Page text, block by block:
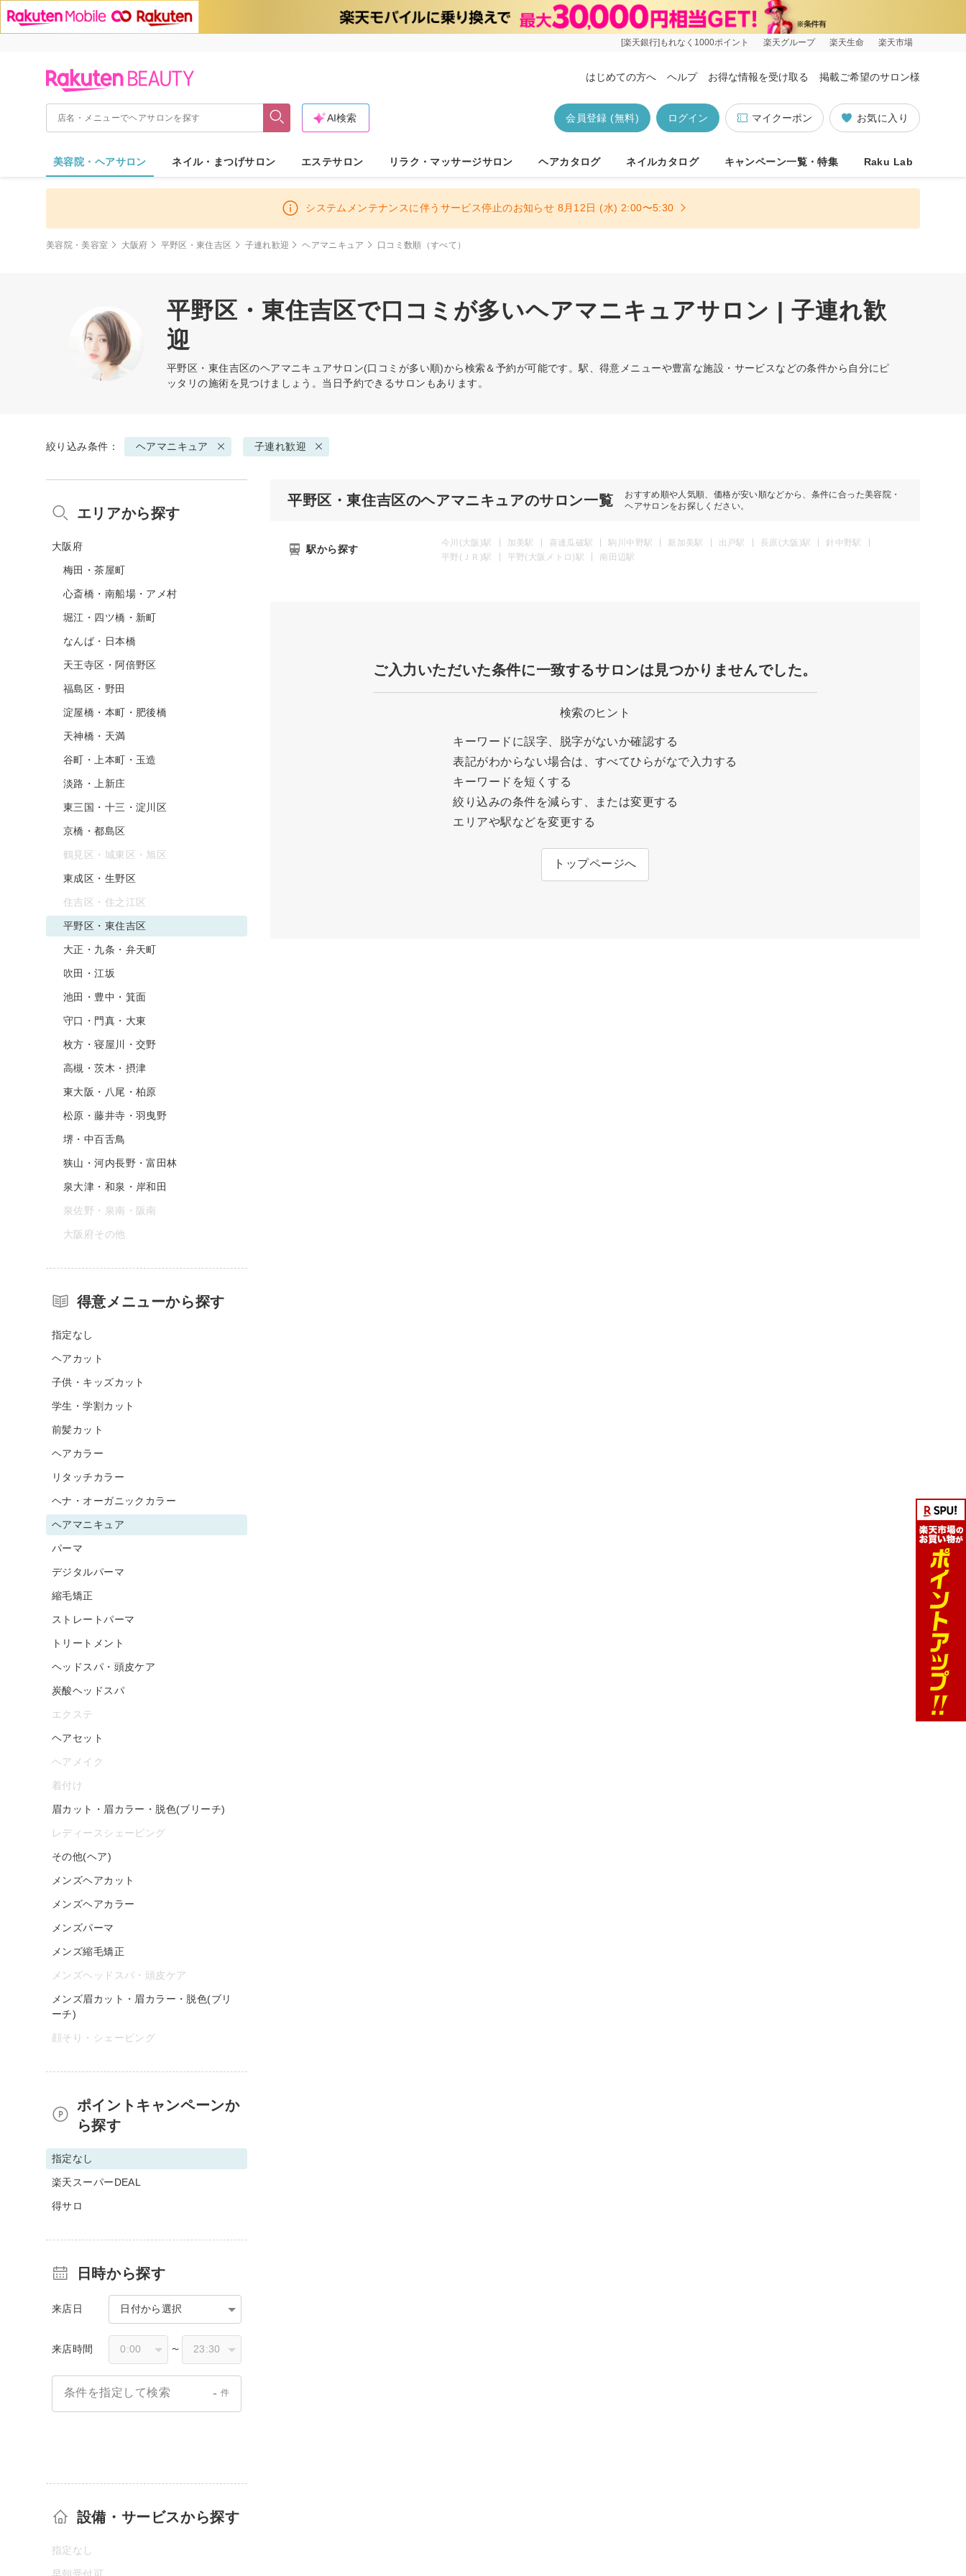
[楽天銀行]もれなく1000ポイント 楽天グループ 楽天生命 楽天市場
はじめての方へ ヘルプ お得な情報を受け取る 掲載ご希望のサロン様
お気に入り
マイクーポン
ログイン
会員登録 (無料)
AI検索
美容院・ヘアサロン ネイル・まつげサロン エステサロン リラク・マッサージサロン ヘアカタログ ネイルカタログ キャンペーン一覧・特集 Raku Lab
システムメンテナンスに伴うサービス停止のお知らせ 8月12日 (水) 2:00〜5:30
美容院・美容室 大阪府 平野区・東住吉区 子連れ歓迎 ヘアマニキュア 口コミ数順（すべて）
平野区・東住吉区で口コミが多いヘアマニキュアサロン | 子連れ歓
迎
平野区・東住吉区のヘアマニキュアサロン(口コミが多い順)から検索＆予約が可能です。駅、得意メニューや豊富な施設・サービスなどの条件から自分にピ
ッタリの施術を見つけましょう。当日予約できるサロンもあります。
絞り込み条件： ヘアマニキュア 子連れ歓迎
平野区・東住吉区のヘアマニキュアのサロン一覧
おすすめ順や人気順、価格が安い順などから、条件に合った美容院・
ヘアサロンをお探しください。
駅から探す
今川(大阪)駅 加美駅 喜連瓜破駅 駒川中野駅 新加美駅 出戸駅 長原(大阪)駅
針中野駅
平野(ＪＲ)駅
平野(大阪メトロ)駅 南田辺駅
ご入力いただいた条件に一致するサロンは見つかりませんでした。
検索のヒント
キーワードに誤字、脱字がないか確認する
表記がわからない場合は、すべてひらがなで入力する
キーワードを短くする
絞り込みの条件を減らす、または変更する
エリアや駅などを変更する
トップページへ
エリアから探す
大阪府
梅田・茶屋町
心斎橋・南船場・アメ村
堀江・四ツ橋・新町
なんば・日本橋
天王寺区・阿倍野区
福島区・野田
淀屋橋・本町・肥後橋
天神橋・天満
谷町・上本町・玉造
淡路・上新庄
東三国・十三・淀川区
京橋・都島区
鶴見区・城東区・旭区
東成区・生野区
住吉区・住之江区
平野区・東住吉区
大正・九条・弁天町
吹田・江坂
池田・豊中・箕面
守口・門真・大東
枚方・寝屋川・交野
高槻・茨木・摂津
東大阪・八尾・柏原
松原・藤井寺・羽曳野
堺・中百舌鳥
狭山・河内長野・富田林
泉大津・和泉・岸和田
泉佐野・泉南・阪南
大阪府その他
得意メニューから探す
指定なし
ヘアカット
子供・キッズカット
学生・学割カット
前髪カット
ヘアカラー
リタッチカラー
ヘナ・オーガニックカラー
ヘアマニキュア
パーマ
デジタルパーマ
縮毛矯正
ストレートパーマ
トリートメント
ヘッドスパ・頭皮ケア
炭酸ヘッドスパ
エクステ
ヘアセット
ヘアメイク
着付け
眉カット・眉カラー・脱色(ブリーチ)
レディースシェービング
その他(ヘア)
メンズヘアカット
メンズヘアカラー
メンズパーマ
メンズ縮毛矯正
メンズヘッドスパ・頭皮ケア
メンズ眉カット・眉カラー・脱色(ブリ
ーチ)
顔そり・シェービング
ポイントキャンペーンか
ら探す
指定なし
楽天スーパーDEAL
得サロ
日時から探す
来店日 日付から選択
来店時間 〜
条件を指定して検索 - 件
設備・サービスから探す
指定なし
早朝受付可